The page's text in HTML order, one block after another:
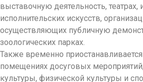
выставочную деятельность, театрах,
исполнительских искусств,
осуществляющих публичную
зоологических парках.
Также временно
помещениях досуговых
культуры, физической культуры и